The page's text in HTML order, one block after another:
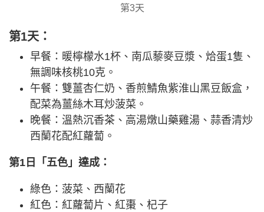
第3天
第1天：
早餐：暖檸檬水1杯、南瓜藜麥豆漿、烚蛋1隻、
無調味核桃10克。
午餐：雙薑杏仁奶、香煎鯖魚紫淮山黑豆飯盒，
配菜為薑絲木耳炒菠菜。
晚餐：溫熱沉香茶、高湯燉山藥雞湯、蒜香清炒
西蘭花配紅蘿蔔。
第1日「五色」達成：
綠色：菠菜、西蘭花
紅色：紅蘿蔔片、紅棗、杞子